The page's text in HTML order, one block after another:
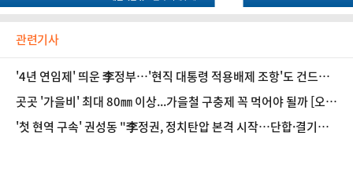
관련기사
'4년 연임제' 띄운 李정부…'현직 대통령 적용배제 조항'도 건드나
[정국 기상대]
곳곳 '가을비' 최대 80㎜ 이상...가을철 구충제 꼭 먹어야 될까 [오늘
날씨]
'첫 현역 구속' 권성동 "李정권, 정치탄압 본격 시작…단합·결기로